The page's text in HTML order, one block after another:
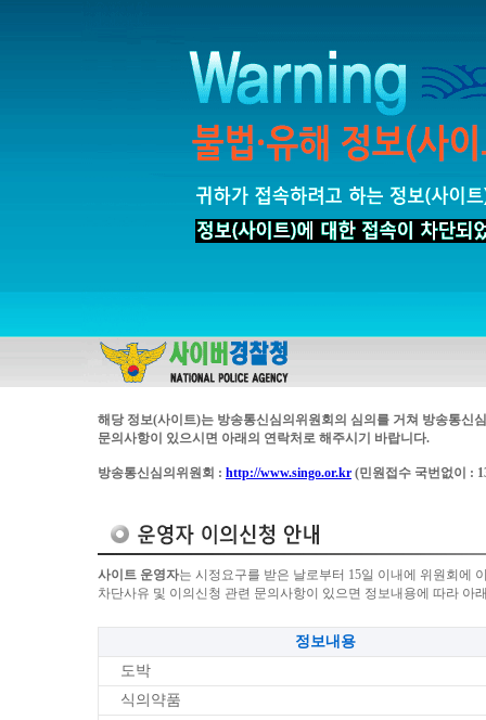
해당 정보(사이트)는 방송통신심의위원회의 심의를 거쳐 방송통신
문의사항이 있으시면 아래의 연락처로 해주시기 바랍니다.
방송통신심의위원회 : http://www.singo.or.kr (민원접수 국번없이 :
사이트 운영자는 시정요구를 받은 날로부터 15일 이내에 위원회에
차단사유 및 이의신청 관련 문의사항이 있으면 정보내용에 따라 아
정보내용
도박
식의약품